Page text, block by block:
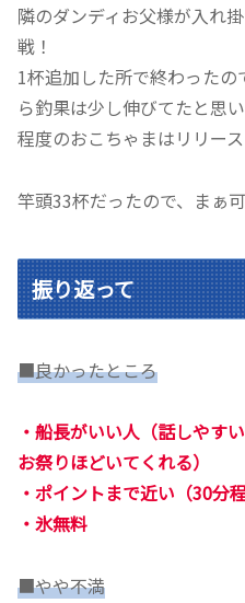
隣のダンディお父様が入れ
戦！
1杯追加した所で終わった
ら釣果は少し伸びてたと思
程度のおこちゃまはリリース
竿頭33杯だったので、まぁ
振り返って
■良かったところ
・船長がいい人（話しやす
お祭りほどいてくれる）
・ポイントまで近い（30分程
・氷無料
■やや不満